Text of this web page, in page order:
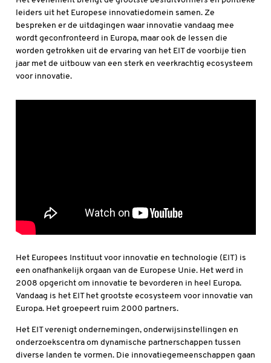
leiders uit het Europese innovatiedomein samen. Ze
bespreken er de uitdagingen waar innovatie vandaag mee
wordt geconfronteerd in Europa, maar ook de lessen die
worden getrokken uit de ervaring van het EIT de voorbije tien
jaar met de uitbouw van een sterk en veerkrachtig ecosysteem
voor innovatie.
Het Europees Instituut voor innovatie en technologie (EIT) is
een onafhankelijk orgaan van de Europese Unie. Het werd in
2008 opgericht om innovatie te bevorderen in heel Europa.
Vandaag is het EIT het grootste ecosysteem voor innovatie van
Europa. Het groepeert ruim 2000 partners.
Het EIT verenigt ondernemingen, onderwijsinstellingen en
onderzoekscentra om dynamische partnerschappen tussen
diverse landen te vormen. Die innovatiegemeenschappen gaan